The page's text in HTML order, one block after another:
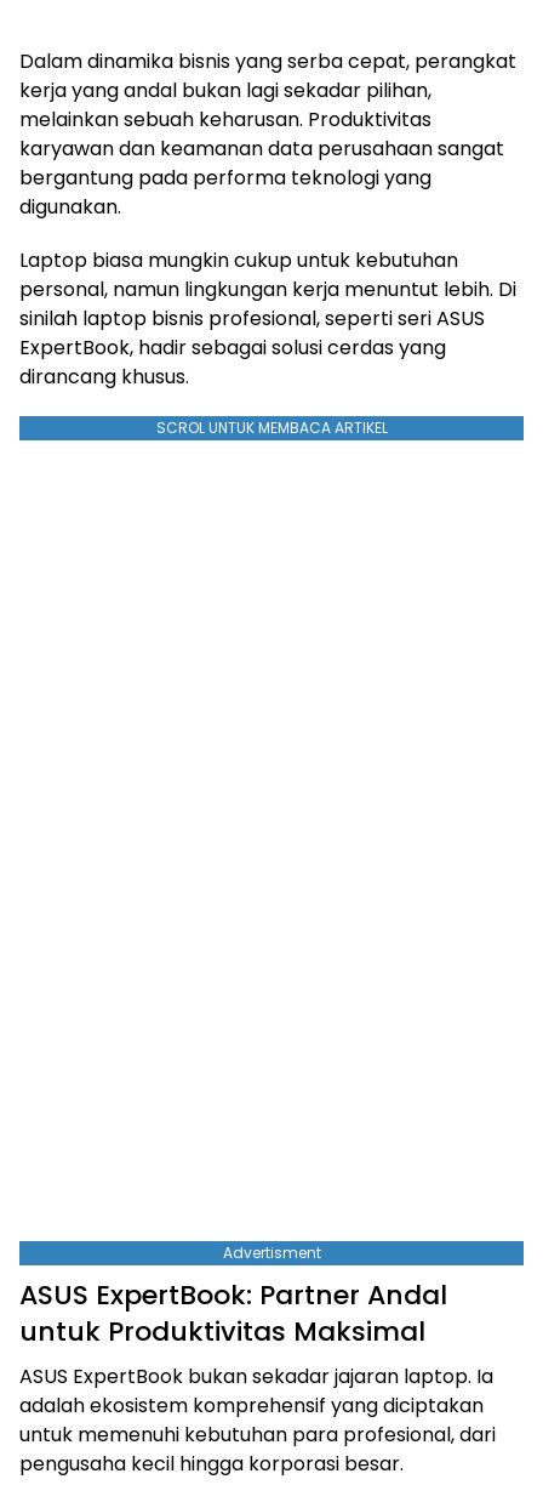
Dalam dinamika bisnis yang serba cepat, perangkat
kerja yang andal bukan lagi sekadar pilihan,
melainkan sebuah keharusan. Produktivitas
karyawan dan keamanan data perusahaan sangat
bergantung pada performa teknologi yang
digunakan.
Laptop biasa mungkin cukup untuk kebutuhan
personal, namun lingkungan kerja menuntut lebih. Di
sinilah laptop bisnis profesional, seperti seri ASUS
ExpertBook, hadir sebagai solusi cerdas yang
dirancang khusus.
SCROL UNTUK MEMBACA ARTIKEL
Advertisment
ASUS ExpertBook: Partner Andal
untuk Produktivitas Maksimal
ASUS ExpertBook bukan sekadar jajaran laptop. Ia
adalah ekosistem komprehensif yang diciptakan
untuk memenuhi kebutuhan para profesional, dari
pengusaha kecil hingga korporasi besar.